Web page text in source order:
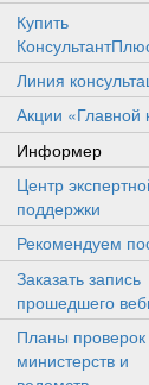
Купить
Линия
Акции «Главной
Информер
Центр
поддержки
Рекомендуем
Заказать запись
прошедшего
Планы проверок
министерств и